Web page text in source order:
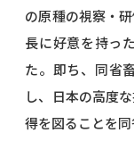
の原種の視察・
長に好意を持っ
た。即ち、同省
し、日本の高度
得を図ることを同